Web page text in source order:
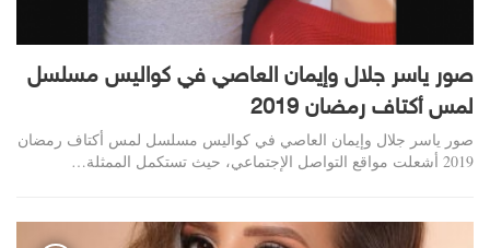
صور ياسر جلال وإيمان العاصي في كواليس مسلسل
لمس أكتاف رمضان 2019
صور ياسر جلال وإيمان العاصي في كواليس مسلسل لمس أكتاف رمضان
2019 أشعلت مواقع التواصل الإجتماعي، حيث تستكمل الممثلة…